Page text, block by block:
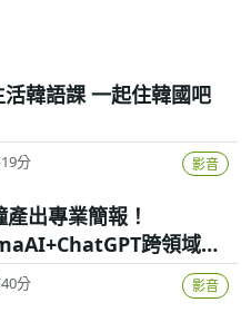
活韓語課 一起住韓國吧
分 影音
產出專業簡報！
跨領域高
攻略
分 影音